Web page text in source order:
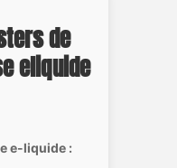
de
eliquide
e-liquide :